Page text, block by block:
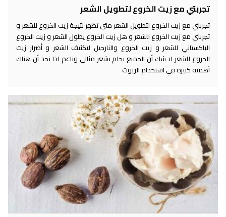
تجربتي مع زيت الخروع لتطويل الشعر
تجربتي مع زيت الخروع لتطويل الشعر متى تظهر نتيجة زيت الخروع للشعر و
تجربتي مع زيت الخروع للشعر و هل زيت الخروع يطول الشعر و زيت الخروع
الباكستاني للشعر و زيت الخروع والنارجيل لتكثيف الشعر و أضرار زيت
الخروع للشعر لا شك أن الجميع يحلم بشعر مثالي وناعم لذا نجد أن هناك
أهمية كبيرة في استخدام الزيوت